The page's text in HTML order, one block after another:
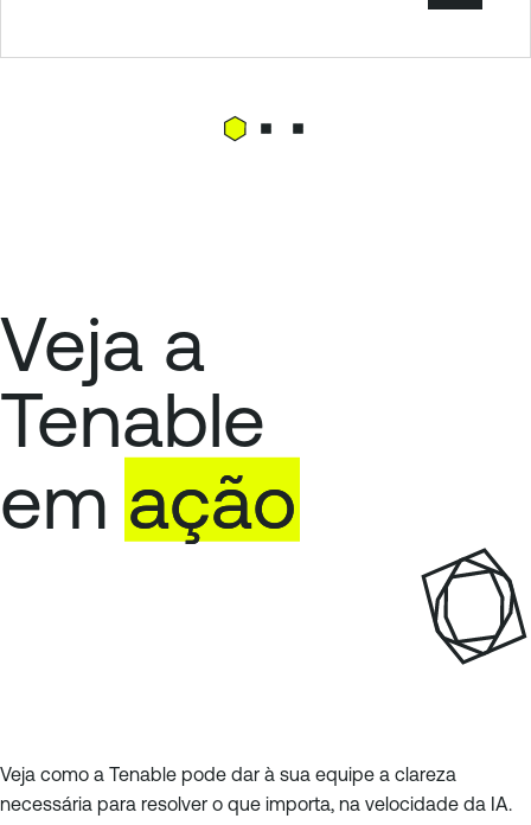
Veja a
Tenable
em ação
Veja como a Tenable pode dar à sua equipe a clareza
necessária para resolver o que importa, na velocidade da IA.